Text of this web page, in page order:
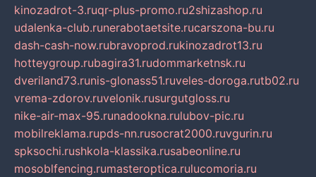
kinozadrot-3.ruqr-plus-promo.ru2shizashop.ru
udalenka-club.runerabotaetsite.rucarszona-bu.ru
dash-cash-now.rubravoprod.rukinozadrot13.ru
hotteygroup.rubagira31.rudommarketnsk.ru
dveriland73.runis-glonass51.ruveles-doroga.rutb02.ru
vrema-zdorov.ruvelonik.rusurgutgloss.ru
nike-air-max-95.runadookna.rulubov-pic.ru
mobilreklama.rupds-nn.rusocrat2000.ruvgurin.ru
spksochi.rushkola-klassika.rusabeonline.ru
mosoblfencing.rumasteroptica.rulucomoria.ru